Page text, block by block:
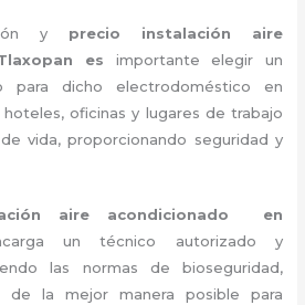
y precio instalación aire
es importante
elegir un
para dicho electrodoméstico en
oficinas y lugares de trabajo
vida, proporcionando seguridad y
aire acondicionado en
un técnico autorizado y
las normas de bioseguridad,
de la mejor manera posible para